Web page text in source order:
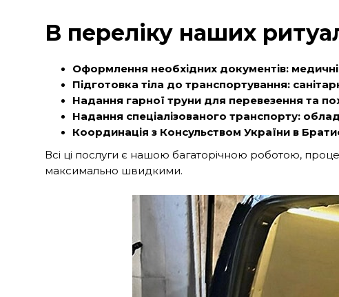
В переліку наших
Оформлення необхідних документів:
Підготовка тіла до транспортування:
Надання гарної труни для перевезення та
Надання спеціалізованого транспорту:
Координація з Консульством України в
Всі ці послуги є нашою багаторічною роботою,
максимально швидкими.